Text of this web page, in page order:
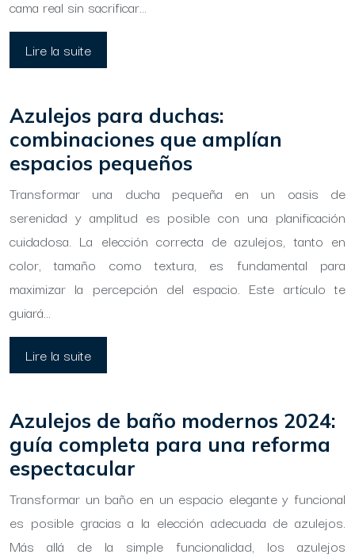
cama real sin sacrificar…
Lire la suite
Azulejos para duchas:
combinaciones que amplían
espacios pequeños
Transformar una ducha pequeña en un oasis de
serenidad y amplitud es posible con una planificación
cuidadosa. La elección correcta de azulejos, tanto en
color, tamaño como textura, es fundamental para
maximizar la percepción del espacio. Este artículo te
guiará…
Lire la suite
Azulejos de baño modernos 2024:
guía completa para una reforma
espectacular
Transformar un baño en un espacio elegante y funcional
es posible gracias a la elección adecuada de azulejos.
Más allá de la simple funcionalidad, los azulejos